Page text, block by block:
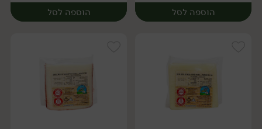
הוספה לסל הוספה לסל